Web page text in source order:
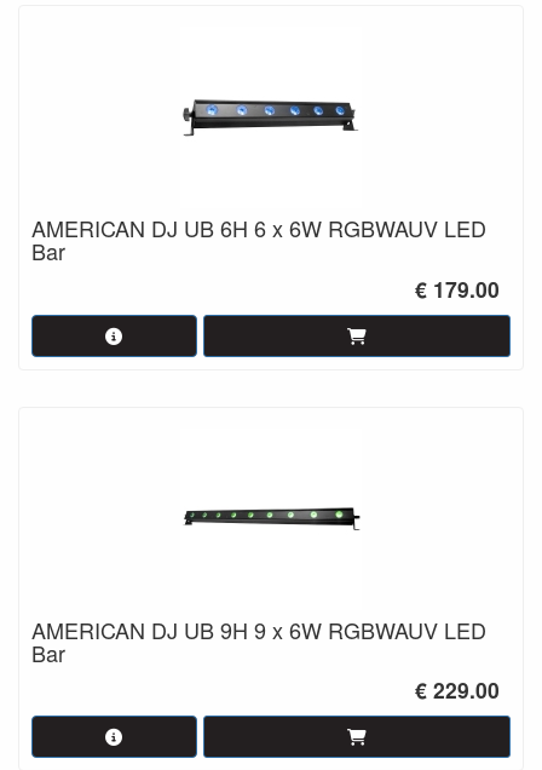
AMERICAN DJ UB 6H 6 x 6W RGBWAUV LED
Bar
€ 179.00
AMERICAN DJ UB 9H 9 x 6W RGBWAUV LED
Bar
€ 229.00